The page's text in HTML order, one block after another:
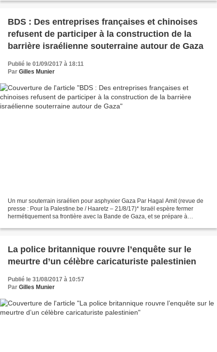
BDS : Des entreprises françaises et chinoises
refusent de participer à la construction de la
barrière israélienne souterraine autour de Gaza
Publié le 01/09/2017 à 18:11
Par Gilles Munier
Un mur souterrain israélien pour asphyxier Gaza Par Hagal Amit (revue de
presse : Pour la Palestine.be / Haaretz – 21/8/17)* Israël espère fermer
hermétiquement sa frontière avec la Bande de Gaza, et se prépare à
La police britannique rouvre l’enquête sur le
meurtre d’un célèbre caricaturiste palestinien
Publié le 31/08/2017 à 10:57
Par Gilles Munier